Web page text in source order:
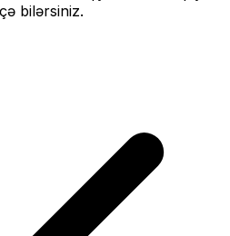
bilərsiniz.